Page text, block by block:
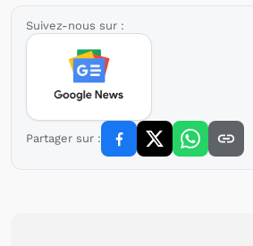
Suivez-nous sur :
Partager sur :